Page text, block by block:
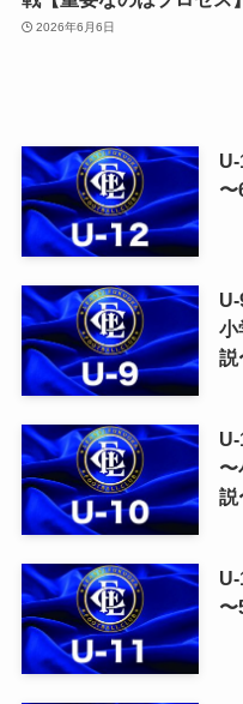
2026年6月6日
〜
小
説
〜
説
〜